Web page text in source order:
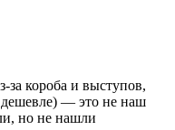
за короба и выступов,
дешевле) — это не наш
но не нашли